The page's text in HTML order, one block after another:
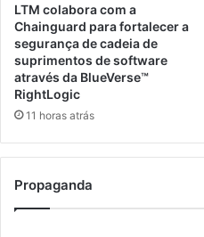
e
s
p
o
r
t
g
a
a
c
a
1
0
s
e
LTM colabora com a
Chainguard para fortalecer a
segurança de cadeia de
suprimentos de software
através da BlueVerse™
RightLogic
11 horas atrás
Propaganda